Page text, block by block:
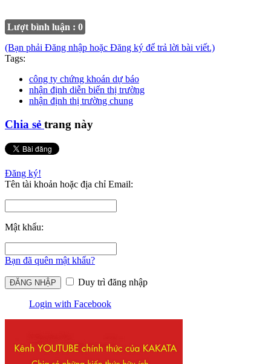
Lượt bình luận : 0
(Bạn phải Đăng nhập hoặc Đăng ký để trả lời bài viết.)
Tags:
công ty chứng khoán dự báo
nhận định diễn biến thị trường
nhận định thị trường chung
Chia sẻ trang này
Đăng ký!
Tên tài khoản hoặc địa chỉ Email:
Mật khẩu:
Bạn đã quên mật khẩu?
Duy trì đăng nhập
Login with Facebook